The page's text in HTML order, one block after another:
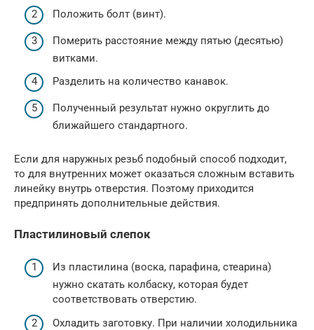
Положить болт (винт).
Померить расстояние между пятью (десятью)
витками.
Разделить на количество канавок.
Полученный результат нужно округлить до
ближайшего стандартного.
Если для наружных резьб подобный способ подходит,
то для внутренних может оказаться сложным вставить
линейку внутрь отверстия. Поэтому приходится
предпринять дополнительные действия.
Пластилиновый слепок
Из пластилина (воска, парафина, стеарина)
нужно скатать колбаску, которая будет
соответствовать отверстию.
Охладить заготовку. При наличии холодильника